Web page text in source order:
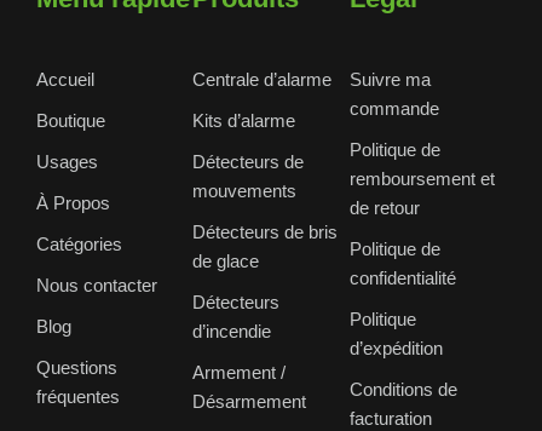
Accueil
Boutique
Usages
À Propos
Catégories
Nous contacter
Blog
Questions
fréquentes
Centrale d’alarme
Kits d’alarme
Détecteurs de
mouvements
Détecteurs de bris
de glace
Détecteurs
d’incendie
Armement /
Désarmement
Suivre ma
commande
Politique de
remboursement et
de retour
Politique de
confidentialité
Politique
d’expédition
Conditions de
facturation